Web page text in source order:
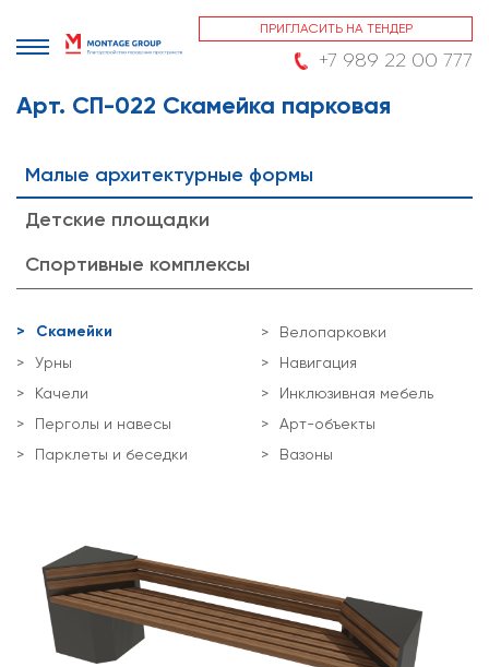
ПРИГЛАСИТЬ НА ТЕНДЕР
+7 989 22 00 777
Арт. СП-022 Скамейка парковая
Малые архитектурные формы
Детские площадки
Спортивные комплексы
Скамейки
Урны
Качели
Перголы и навесы
Парклеты и беседки
Велопарковки
Навигация
Инклюзивная мебель
Арт-объекты
Вазоны